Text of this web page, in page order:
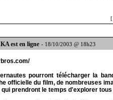
est en ligne - 18/10/2003 @ 18h23
pourront télécharger la
officielle du film, de nombreuses
prendront le temps d'explorer